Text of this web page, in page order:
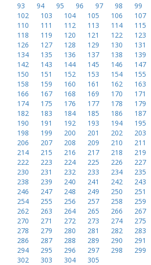
93
94 95 96 97 98 99
102
103 104 105 106 107
110
111 112 113 114 115
118
119 120 121 122 123
126
127 128 129 130 131
134
135 136 137 138 139
142
143 144 145 146 147
150
151 152 153 154 155
158
159 160 161 162 163
166
167 168 169 170 171
174
175 176 177 178 179
182
183 184 185 186 187
190
191 192 193 194 195
198
199 200 201 202 203
206
207 208 209 210 211
214
215 216 217 218 219
222
223 224 225 226 227
230
231 232 233 234 235
238
239 240 241 242 243
246
247 248 249 250 251
254
255 256 257 258 259
262
263 264 265 266 267
270
271 272 273 274 275
278
279 280 281 282 283
286
287 288 289 290 291
294
295 296 297 298 299
302
303 304 305